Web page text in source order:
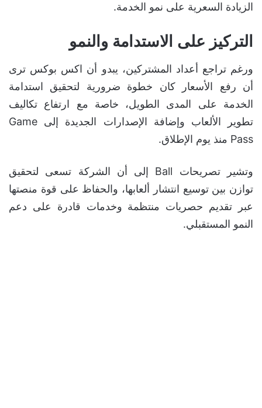
الزيادة السعرية على نمو الخدمة.
التركيز على الاستدامة والنمو
ورغم تراجع أعداد المشتركين، يبدو أن اكس بوكس ترى
أن رفع الأسعار كان خطوة ضرورية لتحقيق استدامة
الخدمة على المدى الطويل، خاصة مع ارتفاع تكاليف
تطوير الألعاب وإضافة الإصدارات الجديدة إلى Game
Pass منذ يوم الإطلاق.
وتشير تصريحات Ball إلى أن الشركة تسعى لتحقيق
توازن بين توسيع انتشار ألعابها، والحفاظ على قوة منصتها
عبر تقديم حصريات منتظمة وخدمات قادرة على دعم
النمو المستقبلي.